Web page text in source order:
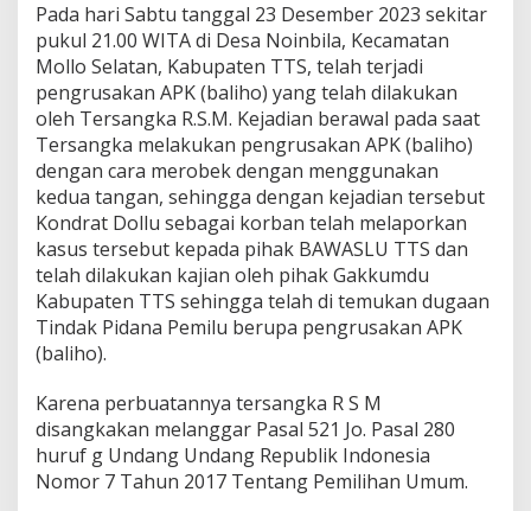
Pada hari Sabtu tanggal 23 Desember 2023 sekitar
pukul 21.00 WITA di Desa Noinbila, Kecamatan
Mollo Selatan, Kabupaten TTS, telah terjadi
pengrusakan APK (baliho) yang telah dilakukan
oleh Tersangka R.S.M. Kejadian berawal pada saat
Tersangka melakukan pengrusakan APK (baliho)
dengan cara merobek dengan menggunakan
kedua tangan, sehingga dengan kejadian tersebut
Kondrat Dollu sebagai korban telah melaporkan
kasus tersebut kepada pihak BAWASLU TTS dan
telah dilakukan kajian oleh pihak Gakkumdu
Kabupaten TTS sehingga telah di temukan dugaan
Tindak Pidana Pemilu berupa pengrusakan APK
(baliho).
Karena perbuatannya tersangka R S M
disangkakan melanggar Pasal 521 Jo. Pasal 280
huruf g Undang Undang Republik Indonesia
Nomor 7 Tahun 2017 Tentang Pemilihan Umum.